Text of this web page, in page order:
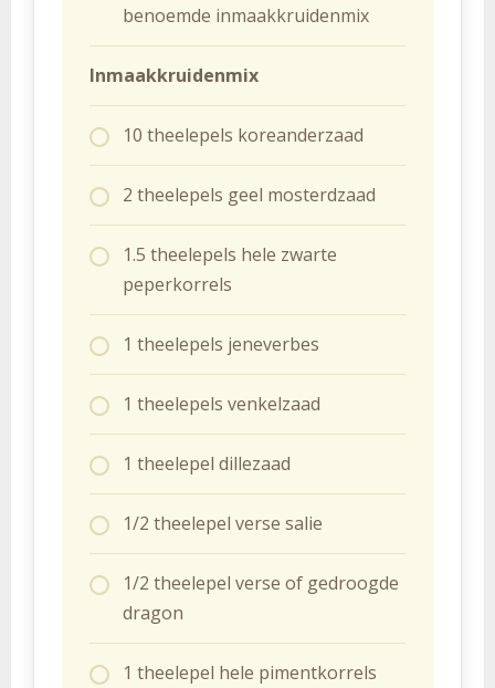
benoemde inmaakkruidenmix
Inmaakkruidenmix
10 theelepels koreanderzaad
2 theelepels geel mosterdzaad
1.5 theelepels hele zwarte
peperkorrels
1 theelepels jeneverbes
1 theelepels venkelzaad
1 theelepel dillezaad
1/2 theelepel verse salie
1/2 theelepel verse of gedroogde
dragon
1 theelepel hele pimentkorrels